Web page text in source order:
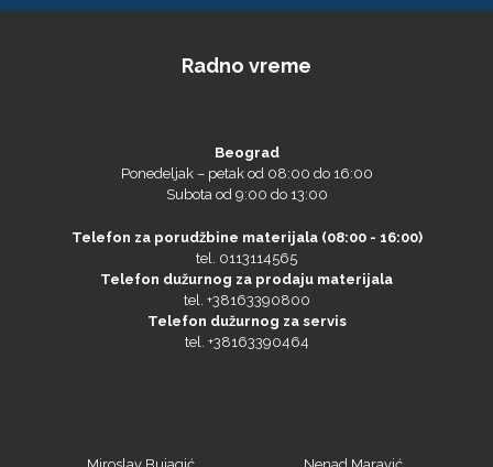
Radno vreme
Beograd
Ponedeljak – petak od 08:00 do 16:00
Subota od 9:00 do 13:00
Telefon za porudžbine materijala (08:00 - 16:00)
tel. 0113114565
Telefon dužurnog za prodaju materijala
tel. +38163390800
Telefon dužurnog za servis
tel. +38163390464
Miroslav Bujagić
Nenad Maravić